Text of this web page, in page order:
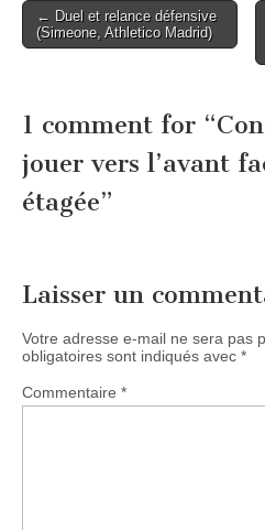
Post
navigation
← Duel et relance défensive
(Simeone, Athletico Madrid)
1 comment for “
jouer vers l’avant
étagée”
Laisser un
Votre adresse e-mail ne sera pas
obligatoires sont indiqués avec *
Commentaire *